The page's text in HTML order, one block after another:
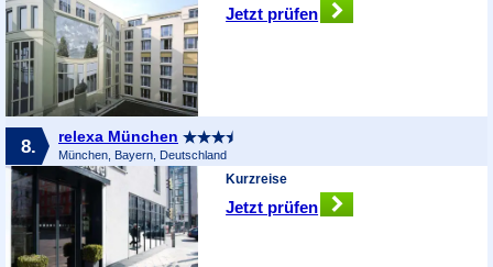
Jetzt prüfen
8. relexa München
München, Bayern, Deutschland
Kurzreise
Jetzt prüfen